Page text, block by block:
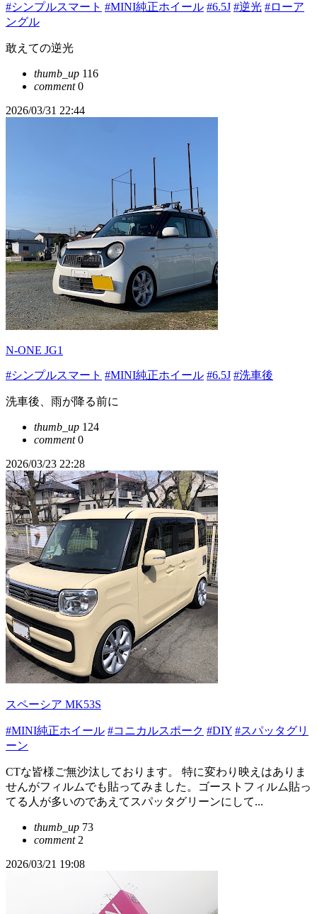
#シンプルスマート #MINI純正ホイール #6.5J #逆光 #ローア
ングル
敢えての逆光
thumb_up 116
comment0
2026/03/31 22:44
N-ONE JG1
#シンプルスマート #MINI純正ホイール #6.5J #洗車後
洗車後、雨が降る前に
thumb_up 124
comment0
2026/03/23 22:28
スペーシア MK53S
#MINI純正ホイール #コニカルスポーク #DIY #スパッタグリ
ーン
CTな皆様ご無沙汰しております。 特に変わり映えはありま
せんがフィルムでも貼ってみました。ゴーストフィルム貼っ
てる人が多いのであえてスパッタグリーンにして...
thumb_up 73
comment2
2026/03/21 19:08